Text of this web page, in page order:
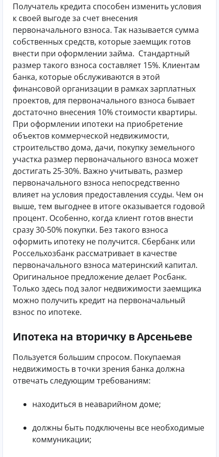
Получатель кредита способен изменить условия
к своей выгоде за счет внесения
первоначального взноса. Так называется сумма
собственных средств, которые заемщик готов
внести при оформлении займа. Стандартный
размер такого взноса составляет 15%. Клиентам
банка, которые обслуживаются в этой
финансовой организации в рамках зарплатных
проектов, для первоначального взноса бывает
достаточно внесения 10% стоимости квартиры.
При оформлении ипотеки на приобретение
объектов коммерческой недвижимости,
строительство дома, дачи, покупку земельного
участка размер первоначального взноса может
достигать 25-30%. Важно учитывать, размер
первоначального взноса непосредственно
влияет на условия предоставления ссуды. Чем он
выше, тем выгоднее в итоге оказывается годовой
процент. Особенно, когда клиент готов внести
сразу 30-50% покупки. Без такого взноса
оформить ипотеку не получится. Сбербанк или
Россельхозбанк рассматривает в качестве
первоначального взноса материнский капитал.
Оригинальное предложение делает Росбанк.
Только здесь под залог недвижимости заемщика
можно получить кредит на первоначальный
взнос по ипотеке.
Ипотека на вторичку в Арсеньеве
Пользуется большим спросом. Покупаемая
недвижимость в точки зрения банка должна
отвечать следующим требованиям:
находиться в неаварийном доме;
должны быть подключены все необходимые
коммуникации;